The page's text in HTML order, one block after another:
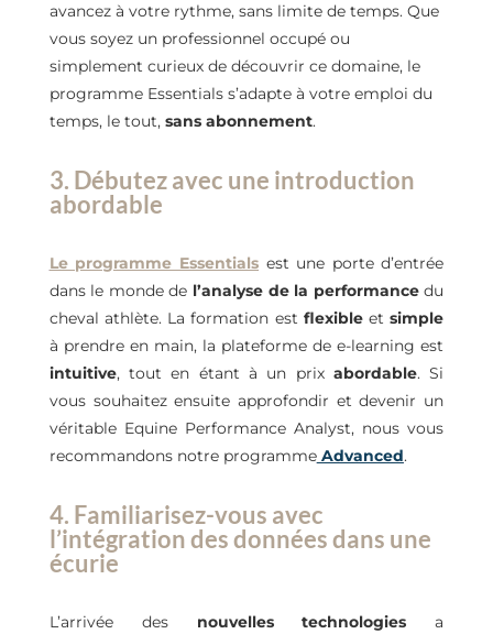
avancez à votre rythme, sans limite de temps. Que
vous soyez un professionnel occupé ou
simplement curieux de découvrir ce domaine, le
programme Essentials s’adapte à votre emploi du
temps, le tout, sans abonnement.
3. Débutez avec une introduction
abordable
Le programme Essentialsest une porte d’entrée
dans le monde de l’analyse de la performancedu
cheval athlète. La formation est flexibleetsimple
à prendre en main, la plateforme de e-learning est
intuitive, tout en étant à un prix abordable. Si
vous souhaitez ensuite approfondir et devenir un
véritable Equine Performance Analyst, nous vous
recommandons notre programmeAdvanced.
4. Familiarisez-vous avec
l’intégration des données dans une
écurie
L’arrivée des nouvelles technologies a